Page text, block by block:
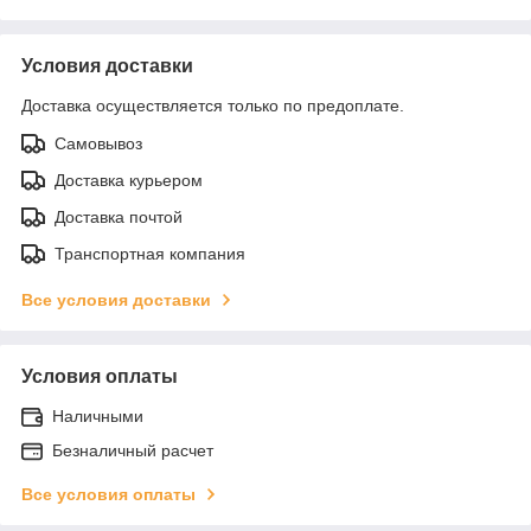
Условия доставки
Доставка осуществляется только по предоплате.
Самовывоз
Доставка курьером
Доставка почтой
Транспортная компания
Все условия доставки
Условия оплаты
Наличными
Безналичный расчет
Все условия оплаты